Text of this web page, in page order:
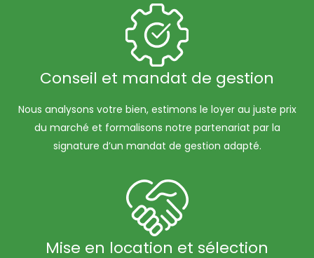
Conseil et mandat de gestion
Nous analysons votre bien, estimons le loyer au juste prix
du marché et formalisons notre partenariat par la
signature d’un mandat de gestion adapté.
Mise en location et sélection